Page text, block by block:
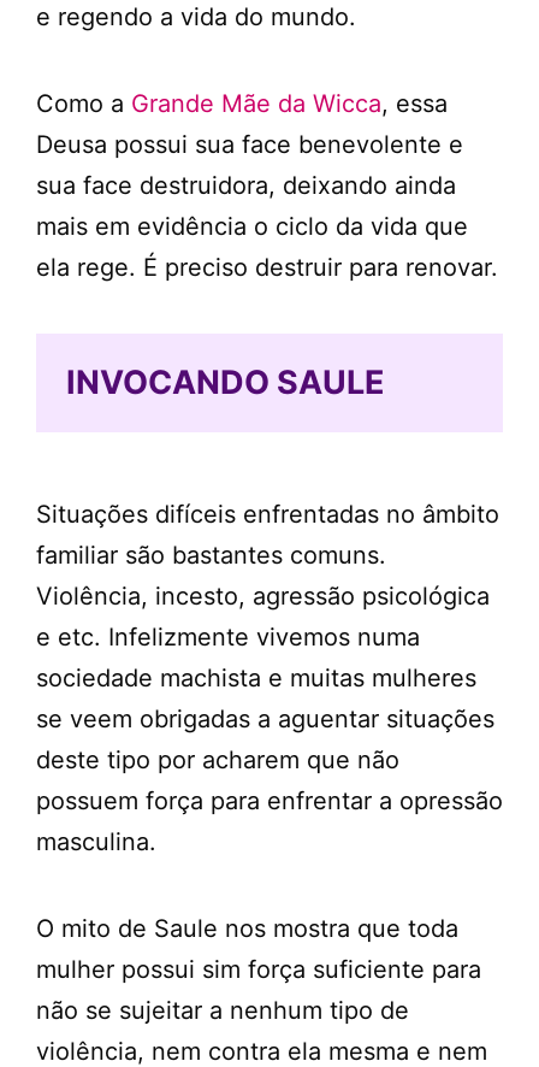
e regendo a vida do mundo.
Como a Grande Mãe da Wicca, essa
Deusa possui sua face benevolente e
sua face destruidora, deixando ainda
mais em evidência o ciclo da vida que
ela rege. É preciso destruir para renovar.
INVOCANDO SAULE
Situações difíceis enfrentadas no âmbito
familiar são bastantes comuns.
Violência, incesto, agressão psicológica
e etc. Infelizmente vivemos numa
sociedade machista e muitas mulheres
se veem obrigadas a aguentar situações
deste tipo por acharem que não
possuem força para enfrentar a opressão
masculina.
O mito de Saule nos mostra que toda
mulher possui sim força suficiente para
não se sujeitar a nenhum tipo de
violência, nem contra ela mesma e nem